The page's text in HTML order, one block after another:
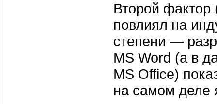
Второй фактор
повлиял на
степени —
MS Word (а в
MS Office)
на самом деле